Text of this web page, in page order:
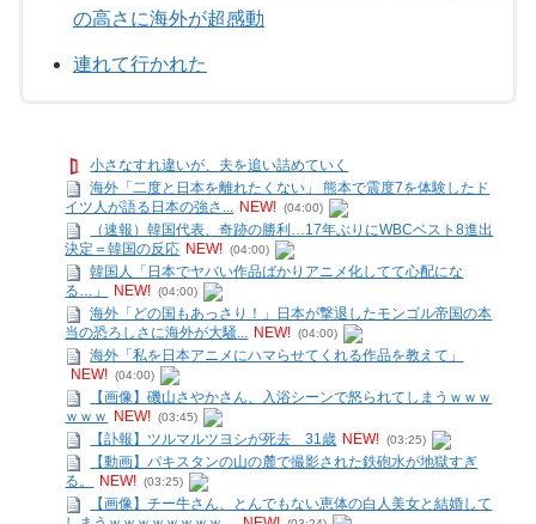
の高さに海外が超感動
連れて行かれた
小さなすれ違いが、夫を追い詰めていく
海外「二度と日本を離れたくない」 熊本で震度7を体験したド
イツ人が語る日本の強さ... NEW! (04:00)
（速報）韓国代表、奇跡の勝利…17年ぶりにWBCベスト8進出
決定＝韓国の反応 NEW! (04:00)
韓国人「日本でヤバい作品ばかりアニメ化してて心配にな
る…」
NEW! (04:00)
海外「どの国もあっさり！」日本が撃退したモンゴル帝国の本
当の恐ろしさに海外が大騒... NEW! (04:00)
海外「私を日本アニメにハマらせてくれる作品を教えて」
NEW! (04:00)
【画像】磯山さやかさん、入浴シーンで怒られてしまうｗｗｗ
ｗｗｗ
NEW! (03:45)
【訃報】ツルマルツヨシが死去 31歳 NEW! (03:25)
【動画】パキスタンの山の麓で撮影された鉄砲水が地獄すぎ
る。
NEW! (03:25)
【画像】チー牛さん、とんでもない恵体の白人美女と結婚して